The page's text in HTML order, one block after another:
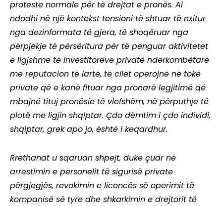
proteste normale për të drejtat e pronës. Ai
ndodhi në një kontekst tensioni të shtuar të nxitur
nga dezinformata të gjera, të shoqëruar nga
përpjekje të përsëritura për të penguar aktivitetet
e ligjshme të investitorëve privatë ndërkombëtarë
me reputacion të lartë, të cilët operojnë në tokë
private që e kanë fituar nga pronarë legjitimë që
mbajnë tituj pronësie të vlefshëm, në përputhje të
plotë me ligjin shqiptar. Çdo dëmtim i çdo individi,
shqiptar, grek apo jo, është i keqardhur.
Rrethanat u sqaruan shpejt, duke çuar në
arrestimin e personelit të sigurisë private
përgjegjës, revokimin e licencës së operimit të
kompanisë së tyre dhe shkarkimin e drejtorit të